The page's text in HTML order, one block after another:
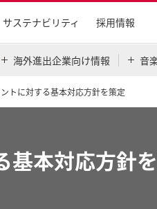
サステナビリティ 採用情報
海外進出企業向け情報 音
トに対する基本対応方針を策定
基本対応方針